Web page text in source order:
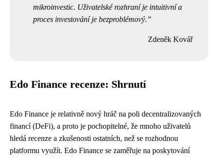
mikroinvestic. Uživatelské rozhraní je intuitivní a
proces investování je bezproblémový.
Zdeněk Kovář
Edo Finance recenze: Shrnutí
Edo Finance je relativně nový hráč na poli decentralizovaných
financí (DeFi), a proto je pochopitelné, že mnoho uživatelů
hledá recenze a zkušenosti ostatních, než se rozhodnou
platformu využít. Edo Finance se zaměřuje na poskytování